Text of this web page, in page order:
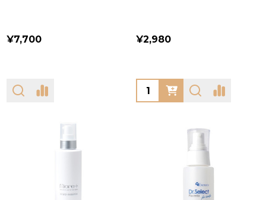
¥7,700 ¥2,980
Quantity: